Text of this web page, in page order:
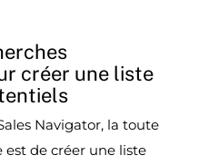
créer une liste
Navigator, la toute
est de créer une liste